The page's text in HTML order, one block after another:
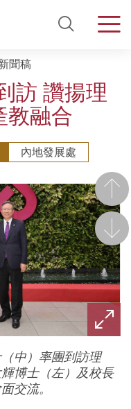
Open
聞稿
訪 讚揚理
教融合
內地發展處
前
中）率團到訪理
博士（左）及校長
交流。
後一